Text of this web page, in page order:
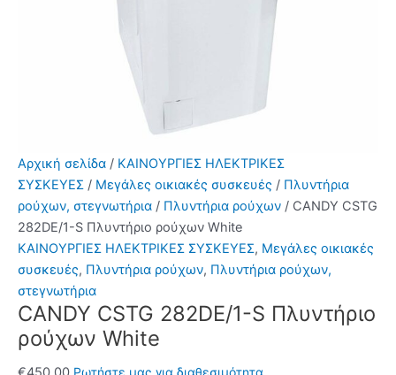
Αρχική σελίδα / ΚΑΙΝΟΥΡΓΙΕΣ ΗΛΕΚΤΡΙΚΕΣ
ΣΥΣΚΕΥΕΣ / Μεγάλες οικιακές συσκευές / Πλυντήρια
ρούχων, στεγνωτήρια / Πλυντήρια ρούχων / CANDY CSTG
282DE/1-S Πλυντήριο ρούχων White
ΚΑΙΝΟΥΡΓΙΕΣ ΗΛΕΚΤΡΙΚΕΣ ΣΥΣΚΕΥΕΣ, Μεγάλες οικιακές
συσκευές, Πλυντήρια ρούχων, Πλυντήρια ρούχων,
στεγνωτήρια
CANDY CSTG 282DE/1-S Πλυντήριο
ρούχων White